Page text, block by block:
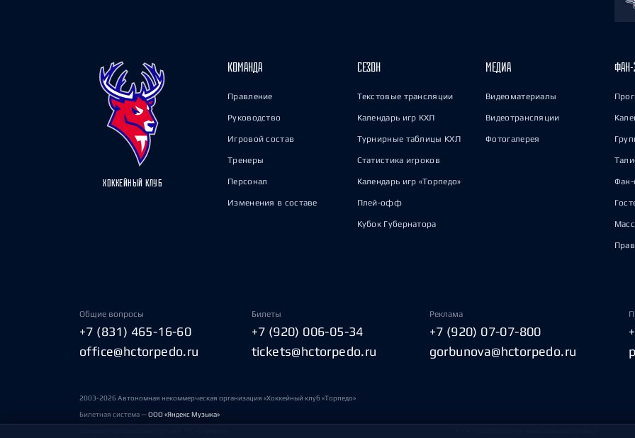
ХОККЕЙНЫЙ КЛУБ
КОМАНДА
Правление
Руководство
Игровой состав
Тренеры
Персонал
Изменения в составе
СЕЗОН
Текстовые трансляции
Календарь игр КХЛ
Турнирные таблицы КХЛ
Статистика игроков
Календарь игр «Торпедо»
Плей-офф
Кубок Губернатора
МЕДИА
Видеоматериалы
Видеотрансляции
Фотогалерея
ФАН-
Фан-
Общие вопросы
+7 (831) 465-16-60
office@hctorpedo.ru
Билеты
+7 (920) 006-05-34
tickets@hctorpedo.ru
Реклама
+7 (920) 07-07-800
gorbunova@hctorpedo.ru
2003-2026 Автономная некоммерческая организация «Хоккейный клуб «Торпедо»
Билетная система —ООО «Яндекс Музыка»